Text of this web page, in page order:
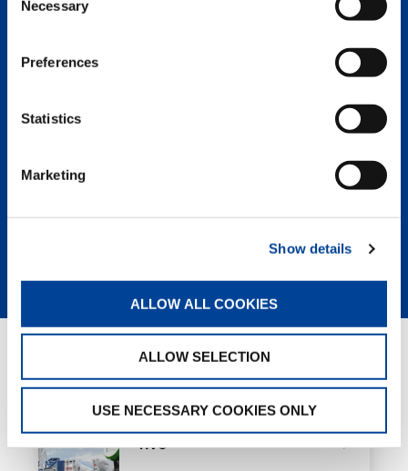
Selection
Necessary
Preferences
Statistics
Marketing
Show details
ALLOW ALL COOKIES
ALLOW SELECTION
USE NECESSARY COOKIES ONLY
Tadanos legendärer Ruf für Qualität
Kranbranche. Erstklassige
einzigartigen Service, bedeuten für
Gesamtbetriebskosten aller Krane auf
HVO